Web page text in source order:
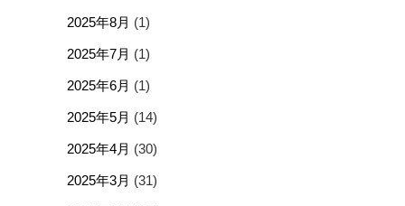
2025年8月 (1)
2025年7月 (1)
2025年6月 (1)
2025年5月 (14)
2025年4月 (30)
2025年3月 (31)